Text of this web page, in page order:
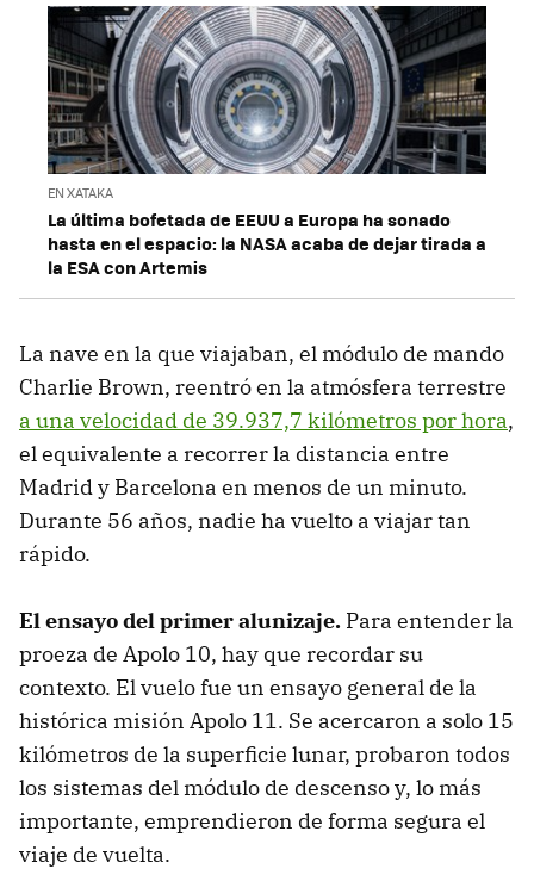
EN XATAKA
La última bofetada de EEUU a Europa ha sonado
hasta en el espacio: la NASA acaba de dejar tirada a
la ESA con Artemis
La nave en la que viajaban, el módulo de mando
Charlie Brown, reentró en la atmósfera terrestre
a una velocidad de 39.937,7 kilómetros por hora,
el equivalente a recorrer la distancia entre
Madrid y Barcelona en menos de un minuto.
Durante 56 años, nadie ha vuelto a viajar tan
rápido.
El ensayo del primer alunizaje. Para entender la
proeza de Apolo 10, hay que recordar su
contexto. El vuelo fue un ensayo general de la
histórica misión Apolo 11. Se acercaron a solo 15
kilómetros de la superficie lunar, probaron todos
los sistemas del módulo de descenso y, lo más
importante, emprendieron de forma segura el
viaje de vuelta.